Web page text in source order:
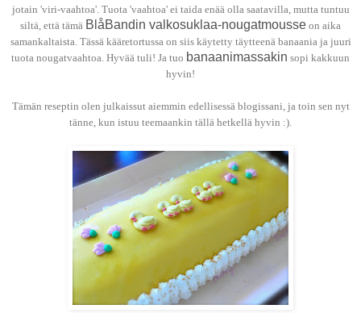
jotain 'viri-vaahtoa'. Tuota 'vaahtoa' ei taida enää olla saatavilla, mutta tuntuu
siltä, että tämä BlåBandin valkosuklaa-nougatmousse on aika
samankaltaista. Tässä kääretortussa on siis käytetty täytteenä banaania ja juuri
tuota nougatvaahtoa. Hyvää tuli! Ja tuo banaanimassakin sopi kakkuun
hyvin!
Tämän reseptin olen julkaissut aiemmin edellisessä blogissani, ja toin sen nyt
tänne, kun istuu teemaankin tällä hetkellä hyvin :).